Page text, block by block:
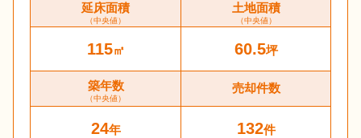
延床面積
（中央値）
土地面積
（中央値）
115㎡ 60.5坪
築年数
（中央値）
売却件数
24年 132件